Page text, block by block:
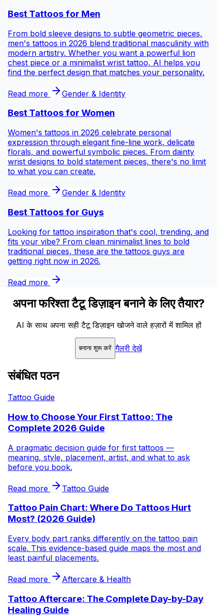
Best Tattoos for Men
From bold sleeve designs to subtle geometric pieces,
men's tattoos in 2026 blend traditional masculinity with
modern artistry. Whether you want a powerful lion
chest piece or a minimalist wrist tattoo, AI helps you
find the perfect design that matches your personality.
Read more Gender & Identity
Best Tattoos for Women
Women's tattoos in 2026 celebrate personal
expression through elegant fine-line work, delicate
florals, and powerful symbolic pieces. From dainty
wrist designs to bold statement pieces, there's no limit
to what you can create.
Read more Gender & Identity
Best Tattoos for Guys
Looking for tattoo inspiration that's cool, trending, and
fits your vibe? From clean minimalist lines to bold
traditional pieces, these are the tattoos guys are
getting right now in 2026.
Read more
अपना फरिश्ता टैटू डिज़ाइन बनाने के लिए तैयार?
AI के साथ अपना सही टैटू डिज़ाइन खोजने वाले हज़ारों में शामिल हों
बनाना शुरू करें गैलरी देखें
संबंधित पठन
Tattoo Guide
How to Choose Your First Tattoo: The
Complete 2026 Guide
A pragmatic decision guide for first tattoos —
meaning, style, placement, artist, and what to ask
before you book.
Read more Tattoo Guide
Tattoo Pain Chart: Where Do Tattoos Hurt
Most? (2026 Guide)
Every body part ranks differently on the tattoo pain
scale. This evidence-based guide maps the most and
least painful placements.
Read more Aftercare & Health
Tattoo Aftercare: The Complete Day-by-Day
Healing Guide